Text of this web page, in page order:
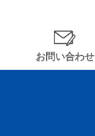
お問い合わせ